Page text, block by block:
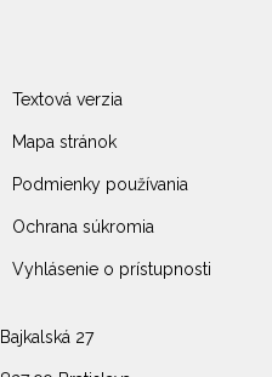
Bajkalská 27
Textová verzia
Mapa stránok
Podmienky používania
Ochrana súkromia
Vyhlásenie o prístupnosti